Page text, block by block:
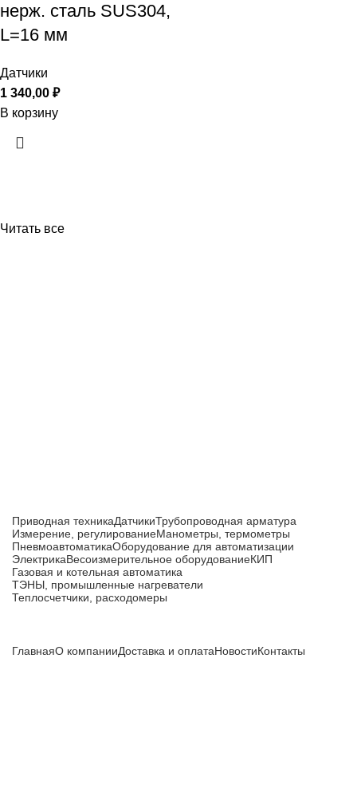
нерж. сталь SUS304,
L=16 мм
Датчики
1 340,00 ₽
В корзину
Читать все
Приводная техникаДатчикиТрубопроводная арматура
Измерение, регулированиеМанометры, термометры
ПневмоавтоматикаОборудование для автоматизации
ЭлектрикаВесоизмерительное оборудованиеКИП
Газовая и котельная автоматика
ТЭНЫ, промышленные нагреватели
Теплосчетчики, расходомеры
ГлавнаяО компанииДоставка и оплатаНовостиКонтакты